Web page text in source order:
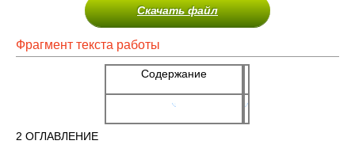
Скачать файл
Фрагмент текста работы
Содержание
2 ОГЛАВЛЕНИЕ